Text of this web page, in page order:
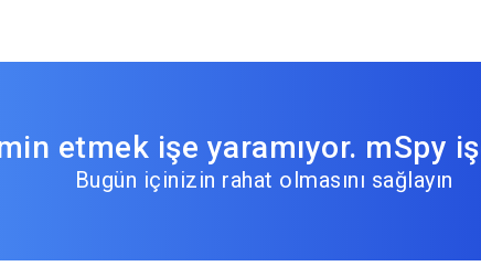
etmek işe yaramıyor. mSpy
Bugün içinizin rahat olmasını sağlayın